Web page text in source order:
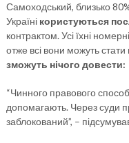
Самоходський, близько 80%
Україні користуються
контрактом. Усі їхні
отже всі вони можуть
зможуть нічого довести:
“Чинного правового
допомагають. Через суди
заблокований”, –